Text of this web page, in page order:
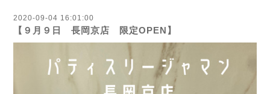
2020-09-04 16:01:00
【９月９日 長岡京店 限定OPEN】